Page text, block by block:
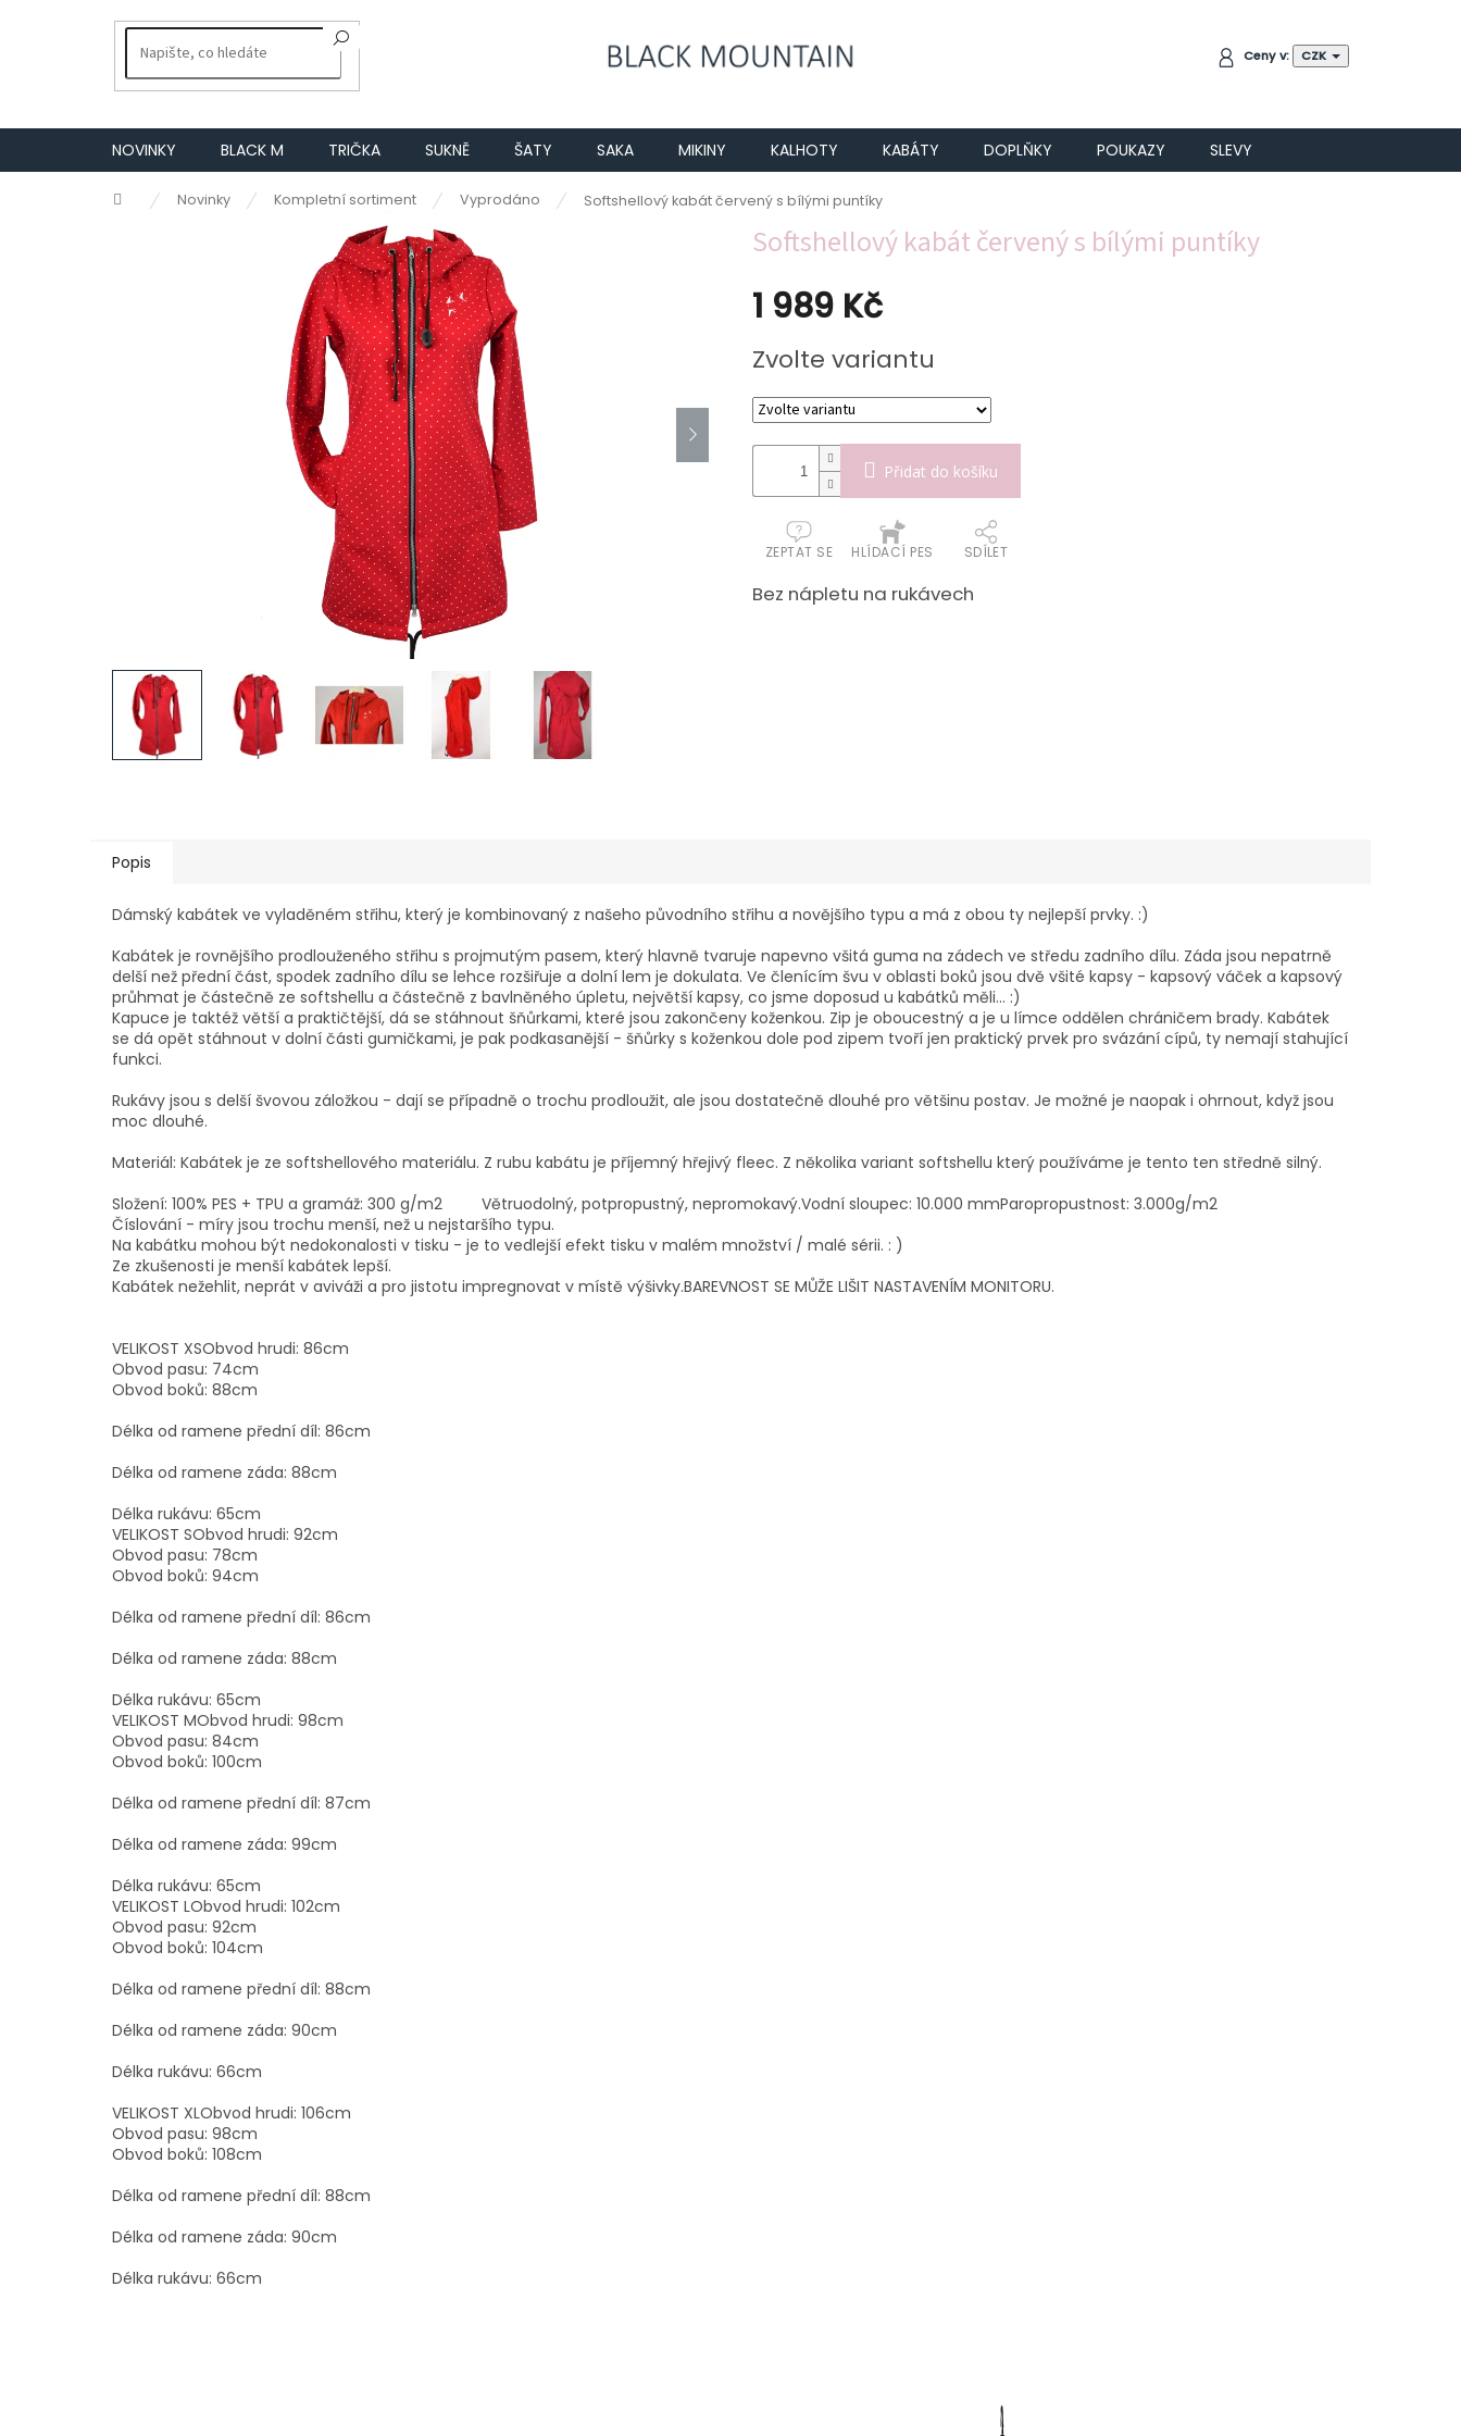
NÁKUPNÍCeny v: CZK
NOVINKY BLACK M TRIČKA SUKNĚ ŠATY SAKA MIKINY KALHOTY KABÁTY DOPLŇKY POUKAZY SLEVY
Domů Novinky Kompletní sortiment Vyprodáno Softshellový kabát červený s bílými puntíky
Softshellový kabát červený s bílými puntíky
1 989 Kč
cena:
Zvolte variantu
Přidat do košíku
ZEPTAT SE HLÍDACÍ PES SDÍLET
Bez nápletu na rukávech
Popis
Dámský kabátek ve vyladěném střihu, který je kombinovaný z našeho původního střihu a novějšího typu a má z obou ty nejlepší prvky. :)
Kabátek je rovnějšího prodlouženého střihu s projmutým pasem, který hlavně tvaruje napevno všitá guma na zádech ve středu zadního dílu. Záda jsou nepatrně
delší než přední část, spodek zadního dílu se lehce rozšiřuje a dolní lem je dokulata. Ve členícím švu v oblasti boků jsou dvě všité kapsy - kapsový váček a kapsový
průhmat je částečně ze softshellu a částečně z bavlněného úpletu, největší kapsy, co jsme doposud u kabátků měli... :)
Kapuce je taktéž větší a praktičtější, dá se stáhnout šňůrkami, které jsou zakončeny koženkou. Zip je oboucestný a je u límce oddělen chráničem brady. Kabátek
se dá opět stáhnout v dolní části gumičkami, je pak podkasanější - šňůrky s koženkou dole pod zipem tvoří jen praktický prvek pro svázání cípů, ty nemají stahující
funkci.
Rukávy jsou s delší švovou záložkou - dají se případně o trochu prodloužit, ale jsou dostatečně dlouhé pro většinu postav. Je možné je naopak i ohrnout, když jsou
moc dlouhé.
Materiál: Kabátek je ze softshellového materiálu. Z rubu kabátu je příjemný hřejivý fleec. Z několika variant softshellu který používáme je tento ten středně silný.
Složení: 100% PES + TPU a gramáž: 300 g/m2 Větruodolný, potpropustný, nepromokavý.Vodní sloupec: 10.000 mmParopropustnost: 3.000g/m2
Číslování - míry jsou trochu menší, než u nejstaršího typu.
Na kabátku mohou být nedokonalosti v tisku - je to vedlejší efekt tisku v malém množství / malé sérii. : )
Ze zkušenosti je menší kabátek lepší.
Kabátek nežehlit, neprát v aviváži a pro jistotu impregnovat v místě výšivky.BAREVNOST SE MŮŽE LIŠIT NASTAVENÍM MONITORU.
VELIKOST XSObvod hrudi: 86cm
Obvod pasu: 74cm
Obvod boků: 88cm
Délka od ramene přední díl: 86cm
Délka od ramene záda: 88cm
Délka rukávu: 65cm
VELIKOST SObvod hrudi: 92cm
Obvod pasu: 78cm
Obvod boků: 94cm
Délka od ramene přední díl: 86cm
Délka od ramene záda: 88cm
Délka rukávu: 65cm
VELIKOST MObvod hrudi: 98cm
Obvod pasu: 84cm
Obvod boků: 100cm
Délka od ramene přední díl: 87cm
Délka od ramene záda: 99cm
Délka rukávu: 65cm
VELIKOST LObvod hrudi: 102cm
Obvod pasu: 92cm
Obvod boků: 104cm
Délka od ramene přední díl: 88cm
Délka od ramene záda: 90cm
Délka rukávu: 66cm
VELIKOST XLObvod hrudi: 106cm
Obvod pasu: 98cm
Obvod boků: 108cm
Délka od ramene přední díl: 88cm
Délka od ramene záda: 90cm
Délka rukávu: 66cm